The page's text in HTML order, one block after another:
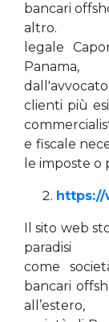
bancari
legale
clienti più
e fiscale
le imposte o
https://
Il sito web
come
bancari